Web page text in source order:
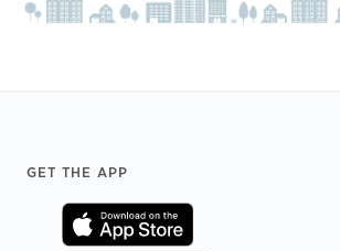
Footer
GET THE APP